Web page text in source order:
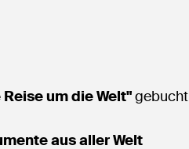
um die Welt"gebucht
aus aller Welt